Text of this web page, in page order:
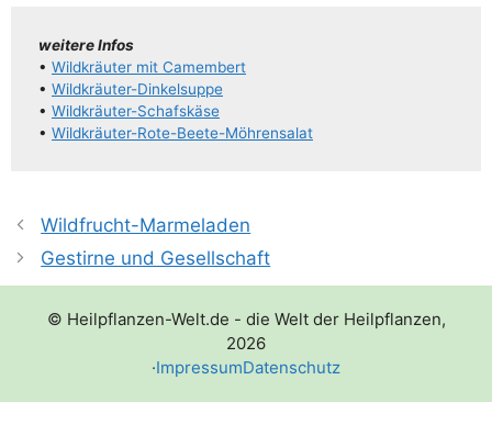
wei­te­re Infos
• Wild­kräu­ter mit Camembert
• Wil­d­­kräu­­ter-Din­kel­­sup­­pe
• Wil­d­­kräu­­ter-Schaf­s­­kä­­se
• Wil­d­­kräu­­ter-Rote-Bee­­te-Möh­­ren­­sa­lat
Wildfrucht-Marmeladen
Gestirne und Gesellschaft
© Heilpflanzen-Welt.de - die Welt der Heilpflanzen,
2026
·ImpressumDatenschutz